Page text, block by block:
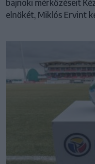
bajnoki mérkőzéseit
elnökét, Miklós Ervint